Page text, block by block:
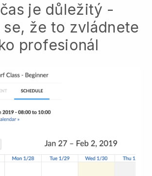
je důležitý -
se, že to zvládnete
profesionál